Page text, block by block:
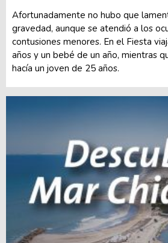
Afortunadamente no hubo que
gravedad, aunque se atendió a los
contusiones menores. En el Fiesta
años y un bebé de un año, mientras
hacía un joven de 25 años.